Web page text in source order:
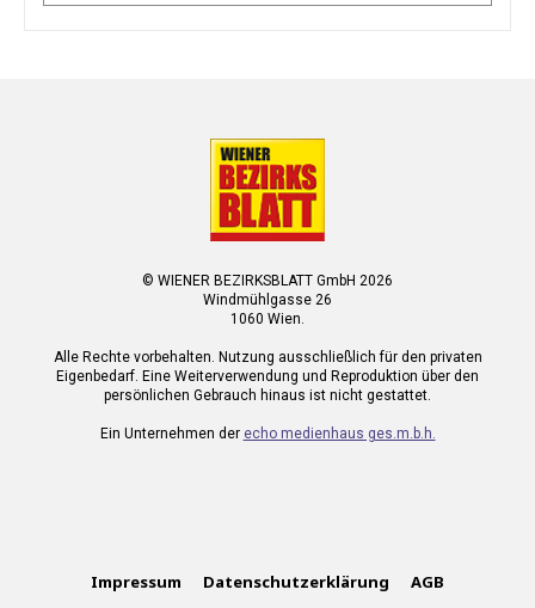
© WIENER BEZIRKSBLATT GmbH 2026
Windmühlgasse 26
1060 Wien.
Alle Rechte vorbehalten. Nutzung ausschließlich für den privaten
Eigenbedarf. Eine Weiterverwendung und Reproduktion über den
persönlichen Gebrauch hinaus ist nicht gestattet.
Ein Unternehmen der echo medienhaus ges.m.b.h.
Impressum Datenschutzerklärung AGB